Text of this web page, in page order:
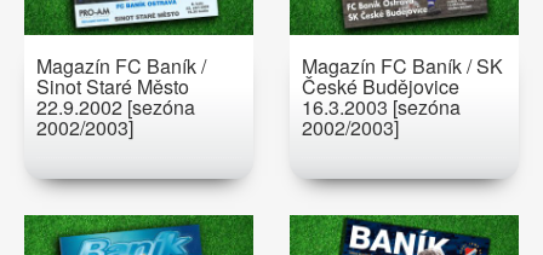
Magazín FC Baník /
Sinot Staré Město
22.9.2002 [sezóna
2002/2003]
Magazín FC Baník / SK
České Budějovice
16.3.2003 [sezóna
2002/2003]